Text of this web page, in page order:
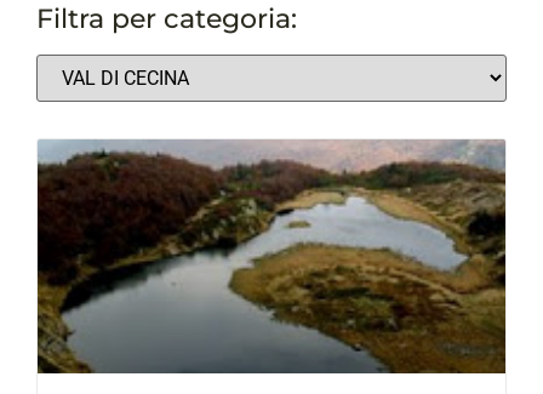
Filtra per categoria: